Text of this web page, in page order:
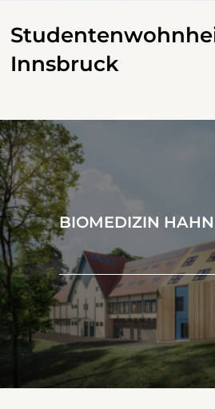
Innsbruck
BIOMEDIZIN